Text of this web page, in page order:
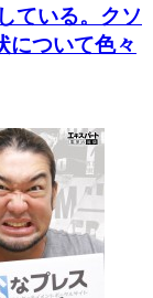
ている。クソ
について色々